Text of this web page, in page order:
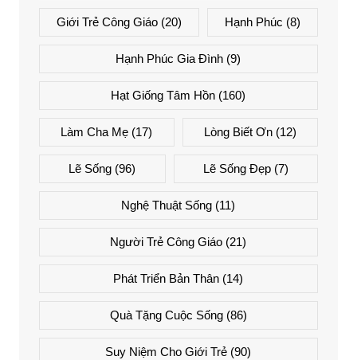
Giới Trẻ Công Giáo(20) Hạnh Phúc (8)
Hạnh Phúc Gia Đình (9)
Hạt Giống Tâm Hồn (160)
Làm Cha Mẹ (17) Lòng Biết Ơn(12)
Lẽ Sống (96) Lẽ Sống Đẹp(7)
Nghệ Thuật Sống (11)
Người Trẻ Công Giáo (21)
Phát Triển Bản Thân (14)
Quà Tặng Cuộc Sống(86)
Suy Niệm Cho Giới Trẻ (90)